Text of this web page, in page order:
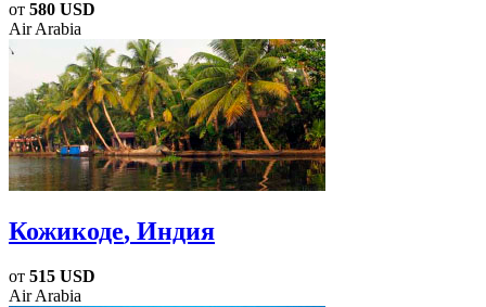
от 580 USD
Air Arabia
Кожикоде, Индия
от 515 USD
Air Arabia